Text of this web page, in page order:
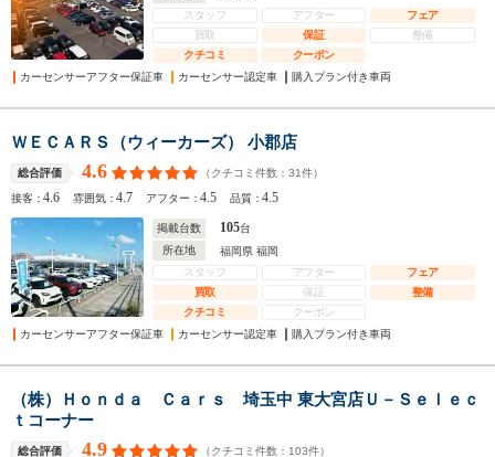
スタッフ
アフター
フェア
買取
保証
整備
クチコミ
クーポン
カーセンサーアフター保証車
カーセンサー認定車 購入プラン付き車両
ＷＥＣＡＲＳ（ウィーカーズ） 小郡店
総合評価 4.6 （クチコミ件数： 31件）
接客：4.6 雰囲気：4.7 アフター：4.5 品質：4.5
掲載台数 105台
所在地
福岡県 福岡
スタッフ
アフター
フェア
買取
保証
整備
クチコミ
クーポン
カーセンサーアフター保証車
カーセンサー認定車 購入プラン付き車両
（株）Ｈｏｎｄａ Ｃａｒｓ 埼玉中 東大宮店Ｕ－Ｓｅｌｅｃ
ｔコーナー
総合評価 4.9 （クチコミ件数： 103件）